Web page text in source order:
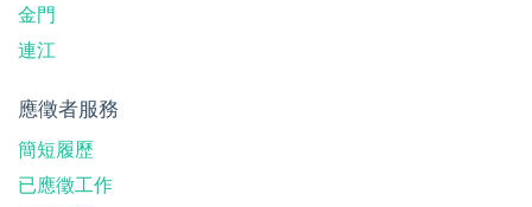
金門
連江
應徵者服務
簡短履歷
已應徵工作